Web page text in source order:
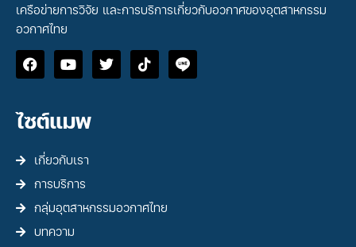
เครือข่ายการวิจัย และการบริการเกี่ยวกับอวกาศของอุตสาหกรรม
อวกาศไทย
ไซต์แมพ
เกี่ยวกับเรา
การบริการ
กลุ่มอุตสาหกรรมอวกาศไทย
บทความ